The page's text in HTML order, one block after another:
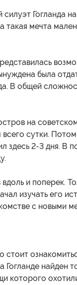
Гогланда
такая мечта
была
В общей
на
сутки.
здесь 2-3 дня. В
и поперек.
изучать его
с новыми
найден
которого